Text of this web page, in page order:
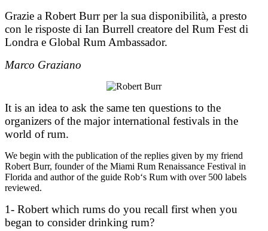
Grazie a Robert Burr per la sua disponibilità, a presto
con le risposte di Ian Burrell creatore del Rum Fest di
Londra e Global Rum Ambassador.
Marco Graziano
It is an idea to ask the same ten questions to the
organizers of the majorinternational festivals in the
world of rum.
We begin with the publication of the replies given by my friend
Robert Burr, founder of the Miami Rum Renaissance Festival in
Florida and author of the guide Rob‘s Rum with over 500 labels
reviewed.
1- Robert which rums do you recall first when you
began to consider drinking rum?